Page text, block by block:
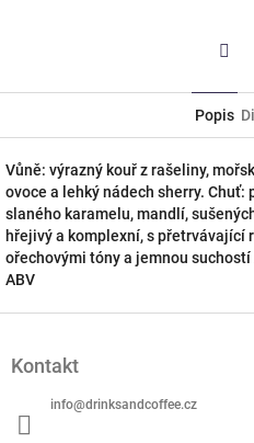
Popis
Vůně: výrazný kouř z rašeliny,
ovoce a lehký nádech sherry. Chuť:
slaného karamelu, mandlí,
hřejivý a komplexní, s přetrvávající
ořechovými tóny a jemnou
ABV
Kontakt
info@drinksandcoffee.cz